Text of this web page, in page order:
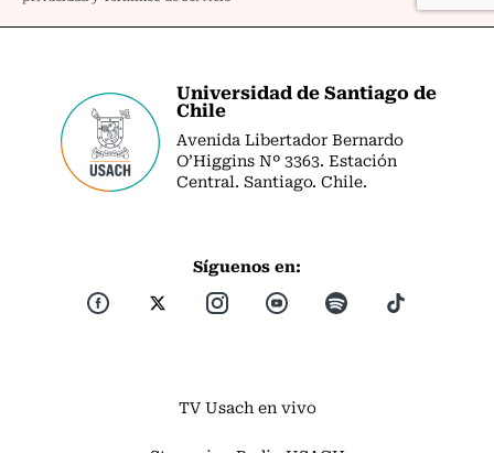
Universidad de Santiago de
Chile
Avenida Libertador Bernardo
O’Higgins Nº 3363. Estación
Central. Santiago. Chile.
Síguenos en:
TV Usach en vivo